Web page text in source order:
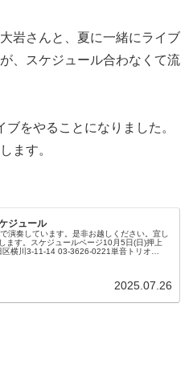
岩さんと、夏に一緒にライブ
、スケジュール合わなくて流
をやることになりました。
ます。
ジュール
演奏しています。是非お越しください。宜し
ます。スケジュールページ10月5日(日)押上
横川3-11-14 03-3626-0221単音トリオ
2025.07.26